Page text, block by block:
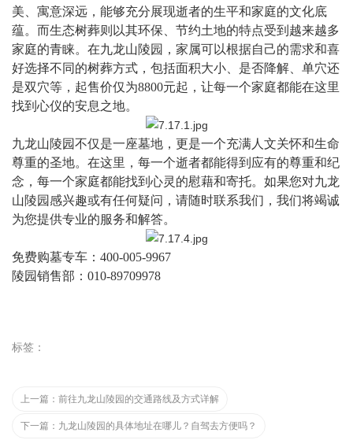
美、寓意深远，能够充分展现逝者的生平和家庭的文化底
蕴。而生态树葬则以其环保、节约土地的特点受到越来越多
家庭的青睐。在九龙山陵园，家属可以根据自己的需求和喜
好选择不同的树葬方式，包括面积大小、是否降解、单穴还
是双穴等，起售价仅为8800元起，让每一个家庭都能在这里
找到心仪的安息之地。
九龙山陵园不仅是一座墓地，更是一个充满人文关怀和生命
尊重的圣地。在这里，每一个逝者都能得到应有的尊重和纪
念，每一个家庭都能找到心灵的慰藉和寄托。如果您对九龙
山陵园感兴趣或有任何疑问，请随时联系我们，我们将竭诚
为您提供专业的服务和解答。
免费购墓专车： 400-005-9967
陵园销售部： 010-89709978
标签：
上一篇： 前往九龙山陵园的交通路线及方式详解
下一篇： 九龙山陵园的具体地址在哪儿？自驾去方便吗？